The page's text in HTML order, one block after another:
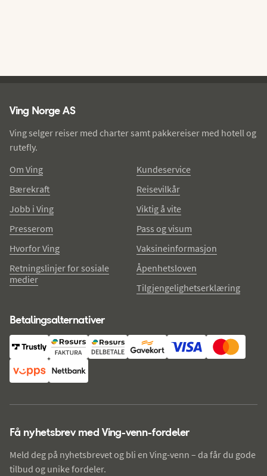
Ving Norge AS
Ving selger reiser med charter samt pakkereiser med hotell og
rutefly.
Om Ving
Bærekraft
Jobb i Ving
Presserom
Hvorfor Ving
Retningslinjer for sosiale
medier
Kundeservice
Reisevilkår
Viktig å vite
Pass og visum
Vaksineinformasjon
Åpenhetsloven
Tilgjengelighetserklæring
Betalingsalternativer
Få nyhetsbrev med Ving-venn-fordeler
Meld deg på nyhetsbrevet og bli en Ving-venn – da får du gode
tilbud og unike fordeler.